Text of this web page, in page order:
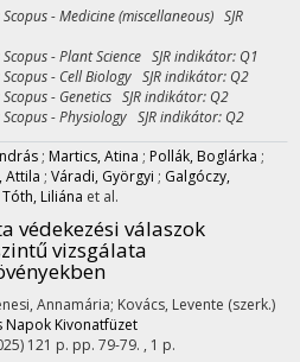
- Medicine (miscellaneous) SJR
- Plant Science SJR indikátor: Q1
- Cell Biology SJR indikátor: Q2
- Genetics SJR indikátor: Q2
- Physiology SJR indikátor: Q2
; Martics, Atina ; Pollák, Boglárka ;
Attila ; Váradi, Györgyi ; Galgóczy,
Tóth, Liliána et al.
védekezési válaszok
vizsgálata
Annamária; Kovács, Levente (szerk.)
Napok Kivonatfüzet
121 p. pp. 79-79. , 1 p.